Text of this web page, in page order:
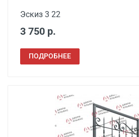
Эскиз 3 22
3 750 р.
ПОДРОБНЕЕ